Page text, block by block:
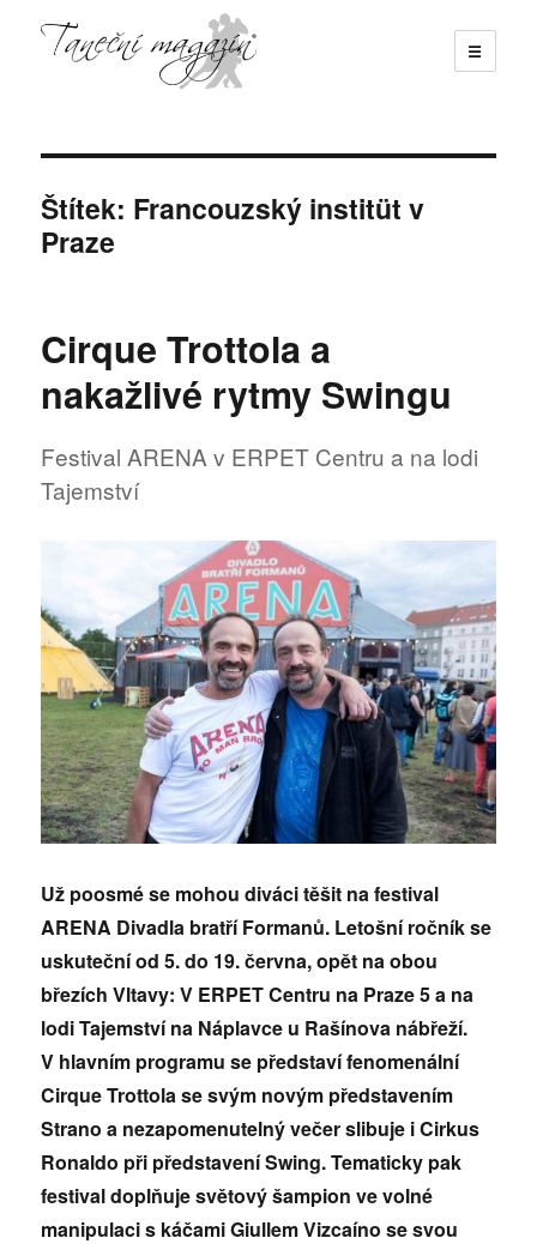
☰
Štítek: Francouzský institüt v
Praze
Cirque Trottola a
nakažlivé rytmy Swingu
Festival ARENA v ERPET Centru a na lodi
Tajemství
Už poosmé se mohou diváci těšit na festival
ARENA Divadla bratří Formanů. Letošní ročník se
uskuteční od 5. do 19. června, opět na obou
březích Vltavy: V ERPET Centru na Praze 5 a na
lodi Tajemství na Náplavce u Rašínova nábřeží.
V hlavním programu se představí fenomenální
Cirque Trottola se svým novým představením
Strano a nezapomenutelný večer slibuje i Cirkus
Ronaldo při představení Swing. Tematicky pak
festival doplňuje světový šampion ve volné
manipulaci s káčami Giullem Vizcaíno se svou